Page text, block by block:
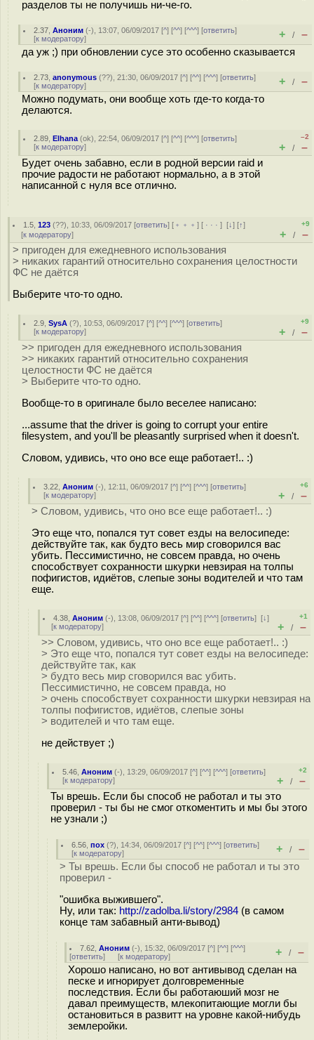
разделов ты не получишь ни-че-го.
2.37 ,Аноним (-), 13:07, 06/09/2017 [^] [^^] [^^^] [ответить]
[к модератору] + / –
да уж ;) при обновлении сусе это особенно сказывается
2.73 ,anonymous (??), 21:30, 06/09/2017 [^] [^^] [^^^] [ответить]
[к модератору] + / –
Можно подумать, они вообще хоть где-то когда-то
делаются.
2.89 ,Elhana (ok), 22:54, 06/09/2017 [^] [^^] [^^^] [ответить]
[к модератору]
–2
+ / –
Будет очень забавно, если в родной версии raid и
прочие радости не работают нормально, а в этой
написанной с нуля все отлично.
1.5 ,123 (??), 10:33, 06/09/2017 [ответить] [ ﹢﹢﹢] [ · · ·][↓] [↑]
[к модератору]
+9
+ / –
> пригоден для ежедневного использования
> никаких гарантий относительно сохранения целостности
ФС не даётся
Выберите что-то одно.
2.9 ,SysA (?), 10:53, 06/09/2017 [^] [^^] [^^^] [ответить]
[к модератору]
+9
+ / –
>> пригоден для ежедневного использования
>> никаких гарантий относительно сохранения
целостности ФС не даётся
> Выберите что-то одно.
Вообще-то в оригинале было веселее написано:
...assume that the driver is going to corrupt your entire
filesystem, and you'll be pleasantly surprised when it doesn't.
Словом, удивись, что оно все еще работает!.. :)
3.22 ,Аноним (-), 12:11, 06/09/2017 [^] [^^] [^^^] [ответить]
[к модератору]
+6
+ / –
> Словом, удивись, что оно все еще работает!.. :)
Это еще что, попался тут совет езды на велосипеде:
действуйте так, как будто весь мир сговорился вас
убить. Пессимистично, не совсем правда, но очень
способствует сохранности шкурки невзирая на толпы
пофигистов, идиётов, слепые зоны водителей и что там
еще.
4.38 ,Аноним (-), 13:08, 06/09/2017 [^] [^^] [^^^] [ответить][↓]
[к модератору]
+1
+ / –
>> Словом, удивись, что оно все еще работает!.. :)
> Это еще что, попался тут совет езды на велосипеде:
действуйте так, как
> будто весь мир сговорился вас убить.
Пессимистично, не совсем правда, но
> очень способствует сохранности шкурки невзирая на
толпы пофигистов, идиётов, слепые зоны
> водителей и что там еще.
не действует ;)
5.46 ,Аноним (-), 13:29, 06/09/2017 [^] [^^] [^^^] [ответить]
[к модератору]
+2
+ / –
Ты врешь. Если бы способ не работал и ты это
проверил - ты бы не смог откоментить и мы бы этого
не узнали ;)
6.56 ,пох (?), 14:34, 06/09/2017 [^] [^^] [^^^] [ответить]
[к модератору] + / –
> Ты врешь. Если бы способ не работал и ты это
проверил -
"ошибка выжившего".
Ну, или так: http://zadolba.li/story/2984 (в самом
конце там забавный анти-вывод)
7.62 ,Аноним (-), 15:32, 06/09/2017 [^] [^^] [^^^]
[ответить] [к модератору] + / –
Хорошо написано, но вот антивывод сделан на
песке и игнорирует долговременные
последствия. Если бы работаюший мозг не
давал преимуществ, млекопитающие могли бы
остановиться в развитт на уровне какой-нибудь
землеройки.